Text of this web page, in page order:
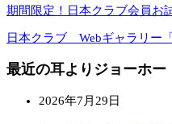
期間限定！日本クラブ会員お
日本クラブ Webギャラリー
最近の耳よりジョーホー
2026年7月29日